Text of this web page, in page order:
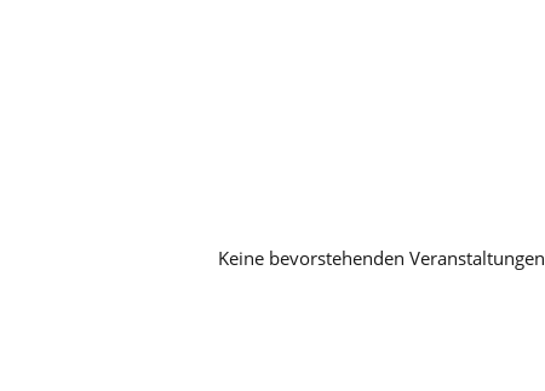
Keine bevorstehenden Veranstaltungen